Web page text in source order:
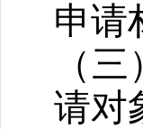
申请
（
请对